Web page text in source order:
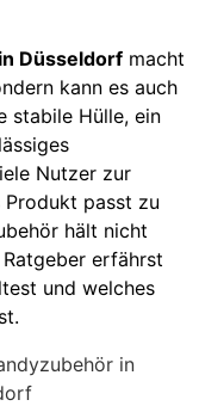
Düsseldorf macht
kann es auch
stabile Hülle, ein
Nutzer zur
passt zu
hält nicht
erfährst
und welches